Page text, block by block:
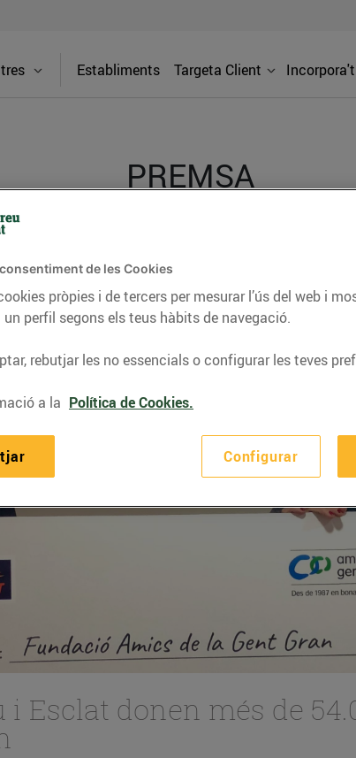
Establiments Targeta Client Incorpora't
PREMSA
dels supermercats Bonpreu i Esclat a través
Esclat donen més de
de les Cookies
pròpies i de tercers per mesurar l’ús del web i
un perfil segons els teus hàbits de navegació.
rebutjar les no essencials o configurar les teves
a la Política de Cookies.
Configurar